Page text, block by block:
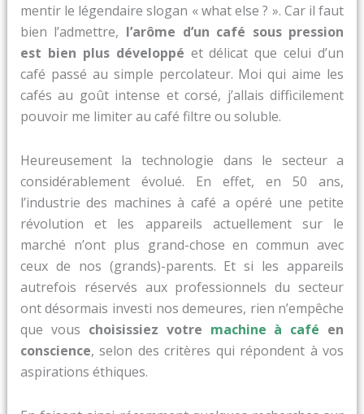
mentir le légendaire slogan « what else ? ». Car il faut
bien l’admettre, l’arôme d’un café sous pression
est bien plus développé et délicat que celui d’un
café passé au simple percolateur. Moi qui aime les
cafés au goût intense et corsé, j’allais difficilement
pouvoir me limiter au café filtre ou soluble.
Heureusement la technologie dans le secteur a
considérablement évolué. En effet, en 50 ans,
l’industrie des machines à café a opéré une petite
révolution et les appareils actuellement sur le
marché n’ont plus grand-chose en commun avec
ceux de nos (grands)-parents. Et si les appareils
autrefois réservés aux professionnels du secteur
ont désormais investi nos demeures, rien n’empêche
que vous choisissiez votre machine à café en
conscience, selon des critères qui répondent à vos
aspirations éthiques.